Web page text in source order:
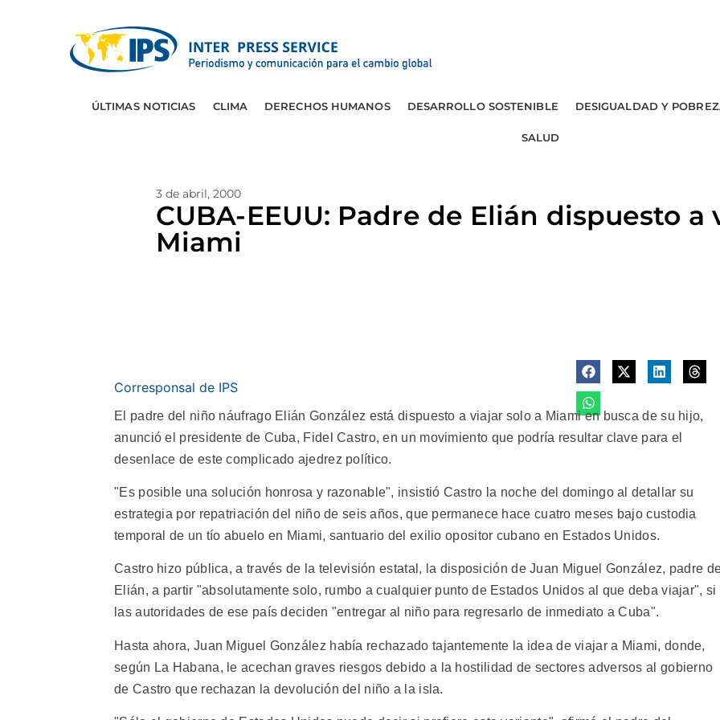
ÚLTIMAS NOTICIAS CLIMA DERECHOS HUMANOS DESARROLLO SOSTENIBLE DESIGUALDAD Y
SALUD
3 de abril, 2000
CUBA-EEUU: Padre de Elián dispuesto a
Miami
Corresponsal de IPS
El padre del niño náufrago Elián González está dispuesto a viajar solo a Miami en busca de su hijo,
anunció el presidente de Cuba, Fidel Castro, en un movimiento que podría resultar clave para el
desenlace de este complicado ajedrez político.
"Es posible una solución honrosa y razonable", insistió Castro la noche del domingo al detallar su
estrategia por repatriación del niño de seis años, que permanece hace cuatro meses bajo custodia
temporal de un tío abuelo en Miami, santuario del exilio opositor cubano en Estados Unidos.
Castro hizo pública, a través de la televisión estatal, la disposición de Juan Miguel González, padre
Elián, a partir "absolutamente solo, rumbo a cualquier punto de Estados Unidos al que deba viajar", si
las autoridades de ese país deciden "entregar al niño para regresarlo de inmediato a Cuba".
Hasta ahora, Juan Miguel González había rechazado tajantemente la idea de viajar a Miami, donde,
según La Habana, le acechan graves riesgos debido a la hostilidad de sectores adversos al gobierno
de Castro que rechazan la devolución del niño a la isla.